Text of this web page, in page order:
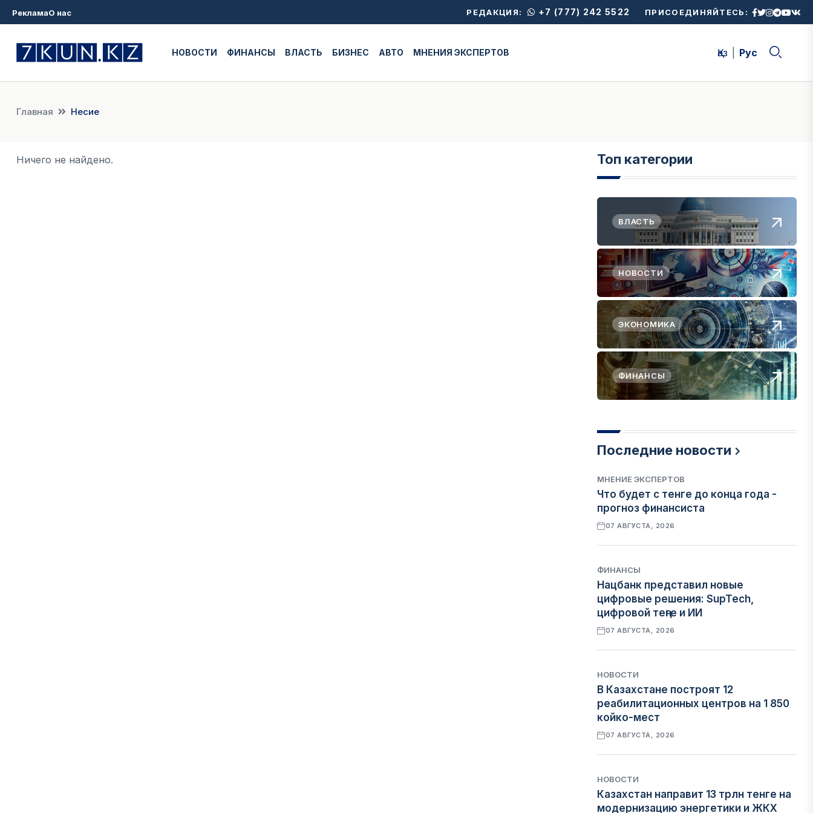
РекламаО нас РЕДАКЦИЯ: +7 (777) 242 5522 ПРИСОЕДИНЯЙТЕСЬ:
НОВОСТИ ФИНАНСЫ ВЛАСТЬ БИЗНЕС АВТО МНЕНИЯ ЭКСПЕРТОВ Қаз Рус
Главная Несие
Ничего не найдено. Топ категории
ВЛАСТЬ
НОВОСТИ
ЭКОНОМИКА
ФИНАНСЫ
Последние новости
МНЕНИЕ ЭКСПЕРТОВ
Что будет с тенге до конца года -
прогноз финансиста
07 АВГУСТА, 2026
ФИНАНСЫ
Нацбанк представил новые
цифровые решения: SupTech,
цифровой теңге и ИИ
07 АВГУСТА, 2026
НОВОСТИ
В Казахстане построят 12
реабилитационных центров на 1 850
койко-мест
07 АВГУСТА, 2026
НОВОСТИ
Казахстан направит 13 трлн тенге на
модернизацию энергетики и ЖКХ